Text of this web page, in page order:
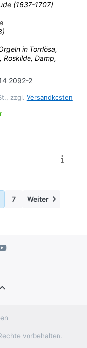
(1637-1707)
in Torrlösa,
Roskilde, Damp,
2092-2
zzgl. Versandkosten
7 Weiter
vorbehalten.